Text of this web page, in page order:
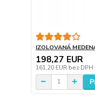
IZOLOVANÁ
198,27 EUR
161,20 EUR bez DPH